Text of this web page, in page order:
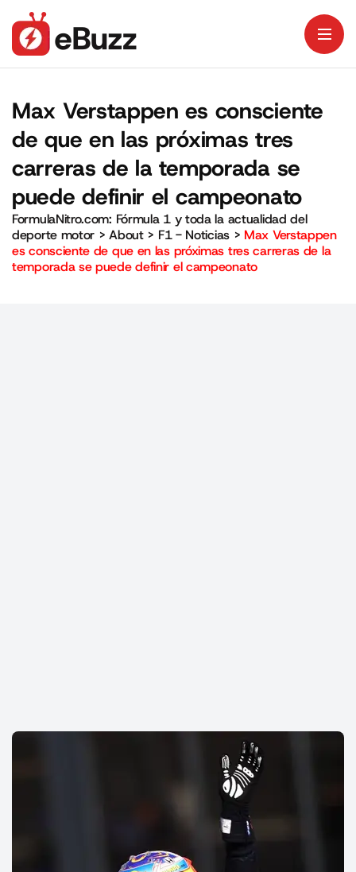
Max Verstappen es consciente
de que en las próximas tres
carreras de la temporada se
puede definir el campeonato
FormulaNitro.com: Fórmula 1 y toda la actualidad del
deporte motor >About> F1 - Noticias> Max Verstappen
es consciente de que en las próximas tres carreras de la
temporada se puede definir el campeonato